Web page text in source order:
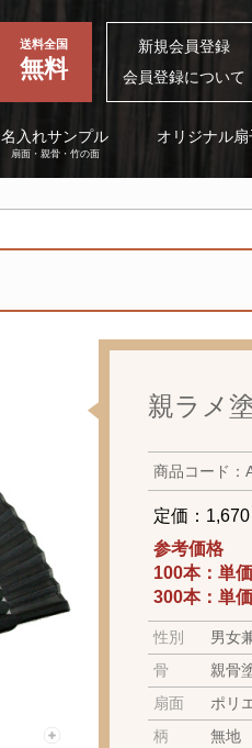
送料全国
無料
新規会員登録
会員登録について
名入れサンプル
扇面・親骨・竹の面
オリジナル扇
親ラメ
商品コード：
定価：
参考価格
100本：単
300本：単
性別 男女
骨
親骨
扇面
ポリ
柄
無地